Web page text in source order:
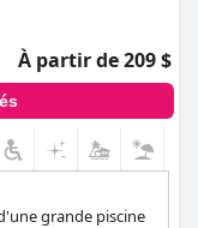
À partir de 209 $
grande piscine